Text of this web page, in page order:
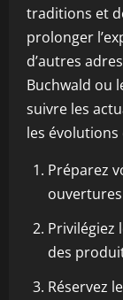
traditions et
prolonger
d’autres
Buchwald ou
suivre les
les évolutions
Préparez
Privilégiez
des
Réservez